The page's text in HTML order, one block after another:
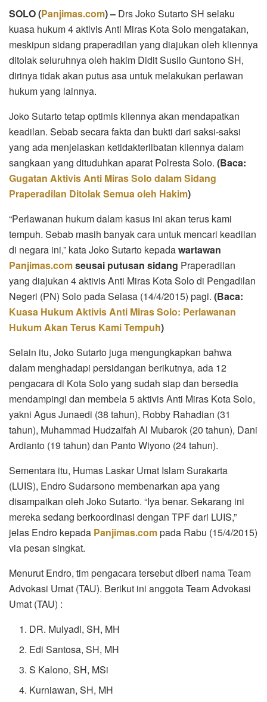
SOLO (Panjimas.com) – Drs Joko Sutarto SH selaku
kuasa hukum 4 aktivis Anti Miras Kota Solo mengatakan,
meskipun sidang praperadilan yang diajukan oleh kliennya
ditolak seluruhnya oleh hakim Didit Susilo Guntono SH,
dirinya tidak akan putus asa untuk melakukan perlawan
hukum yang lainnya.
Joko Sutarto tetap optimis kliennya akan mendapatkan
keadilan. Sebab secara fakta dan bukti dari saksi-saksi
yang ada menjelaskan ketidakterlibatan kliennya dalam
sangkaan yang dituduhkan aparat Polresta Solo. (Baca:
Gugatan Aktivis Anti Miras Solo dalam Sidang
Praperadilan Ditolak Semua oleh Hakim)
“Perlawanan hukum dalam kasus ini akan terus kami
tempuh. Sebab masih banyak cara untuk mencari keadilan
di negara ini,” kata Joko Sutarto kepadawartawan
Panjimas.comseusai putusan sidang Praperadilan
yang diajukan 4 aktivis Anti Miras Kota Solo di Pengadilan
Negeri (PN) Solo pada Selasa (14/4/2015) pagi. (Baca:
Kuasa Hukum Aktivis Anti Miras Solo: Perlawanan
Hukum Akan Terus Kami Tempuh)
Selain itu, Joko Sutarto juga mengungkapkan bahwa
dalam menghadapi persidangan berikutnya, ada 12
pengacara di Kota Solo yang sudah siap dan bersedia
mendampingi dan membela 5 aktivis Anti Miras Kota Solo,
yakni Agus Junaedi (38 tahun), Robby Rahadian (31
tahun), Muhammad Hudzaifah Al Mubarok (20 tahun), Dani
Ardianto (19 tahun) dan Panto Wiyono (24 tahun).
Sementara itu, Humas Laskar Umat Islam Surakarta
(LUIS), Endro Sudarsono membenarkan apa yang
disampaikan oleh Joko Sutarto. “Iya benar. Sekarang ini
mereka sedang berkoordinasi dengan TPF dari LUIS,”
jelas Endro kepada Panjimas.compada Rabu (15/4/2015)
via pesan singkat.
Menurut Endro, tim pengacara tersebut diberi nama Team
Advokasi Umat (TAU). Berikut ini anggota Team Advokasi
Umat (TAU) :
DR. Mulyadi, SH, MH
Edi Santosa, SH, MH
S Kalono, SH, MSi
Kurniawan, SH, MH